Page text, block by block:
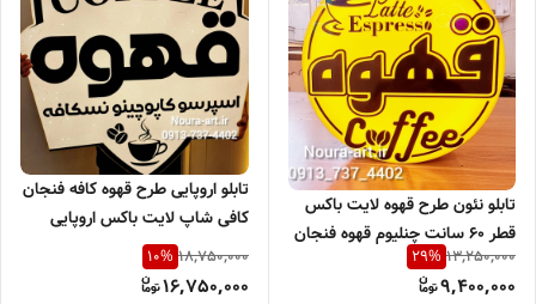
تابلو نئون طرح قهوه لایت باکس
قطر ۶۰ سانت چنلیوم قهوه فنجان
کافی اقساطی
13,250,000
29%
9,400,000
تابلو اروپایی طرح قهوه کافه فنجان
کافی شاپ لایت باکس اروپایی
چنلیوم ضد آب یکطرفه اقساطی
18,750,000
10%
16,750,000